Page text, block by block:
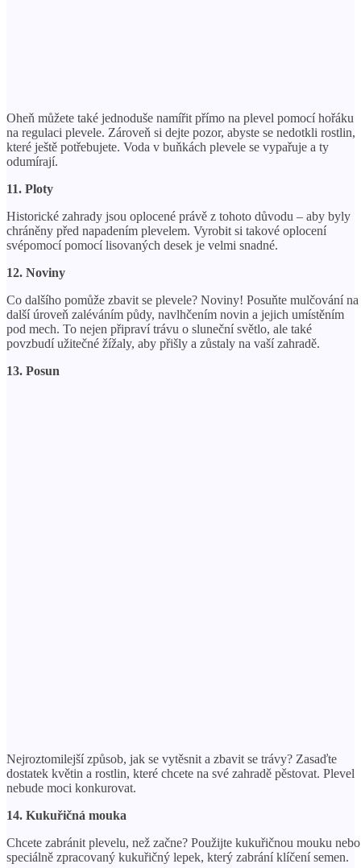
Oheň můžete také jednoduše namířit přímo na plevel pomocí hořáku
na regulaci plevele. Zároveň si dejte pozor, abyste se nedotkli rostlin,
které ještě potřebujete. Voda v buňkách plevele se vypařuje a ty
odumírají.
11. Ploty
Historické zahrady jsou oplocené právě z tohoto důvodu – aby byly
chráněny před napadením plevelem. Vyrobit si takové oplocení
svépomocí pomocí lisovaných desek je velmi snadné.
12. Noviny
Co dalšího pomůže zbavit se plevele? Noviny! Posuňte mulčování na
další úroveň zaléváním půdy, navlhčením novin a jejich umístěním
pod mech. To nejen připraví trávu o sluneční světlo, ale také
povzbudí užitečné žížaly, aby přišly a zůstaly na vaší zahradě.
13. Posun
Nejroztomilejší způsob, jak se vytěsnit a zbavit se trávy? Zasaďte
dostatek květin a rostlin, které chcete na své zahradě pěstovat. Plevel
nebude moci konkurovat.
14. Kukuřičná mouka
Chcete zabránit plevelu, než začne? Použijte kukuřičnou mouku nebo
speciálně zpracovaný kukuřičný lepek, který zabrání klíčení semen.